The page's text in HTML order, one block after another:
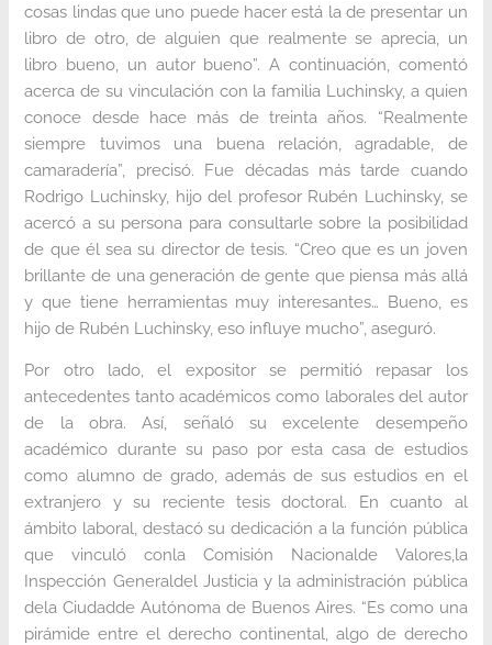
cosas lindas que uno puede hacer está la de presentar un
libro de otro, de alguien que realmente se aprecia, un
libro bueno, un autor bueno”. A continuación, comentó
acerca de su vinculación con la familia Luchinsky, a quien
conoce desde hace más de treinta años. “Realmente
siempre tuvimos una buena relación, agradable, de
camaradería”, precisó. Fue décadas más tarde cuando
Rodrigo Luchinsky, hijo del profesor Rubén Luchinsky, se
acercó a su persona para consultarle sobre la posibilidad
de que él sea su director de tesis. “Creo que es un joven
brillante de una generación de gente que piensa más allá
y que tiene herramientas muy interesantes… Bueno, es
hijo de Rubén Luchinsky, eso influye mucho”, aseguró.
Por otro lado, el expositor se permitió repasar los
antecedentes tanto académicos como laborales del autor
de la obra. Así, señaló su excelente desempeño
académico durante su paso por esta casa de estudios
como alumno de grado, además de sus estudios en el
extranjero y su reciente tesis doctoral. En cuanto al
ámbito laboral, destacó su dedicación a la función pública
que vinculó conla Comisión Nacionalde Valores,la
Inspección Generaldel Justicia y la administración pública
dela Ciudadde Autónoma de Buenos Aires. “Es como una
pirámide entre el derecho continental, algo de derecho